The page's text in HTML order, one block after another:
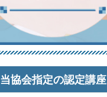
当協会指定の認定講座